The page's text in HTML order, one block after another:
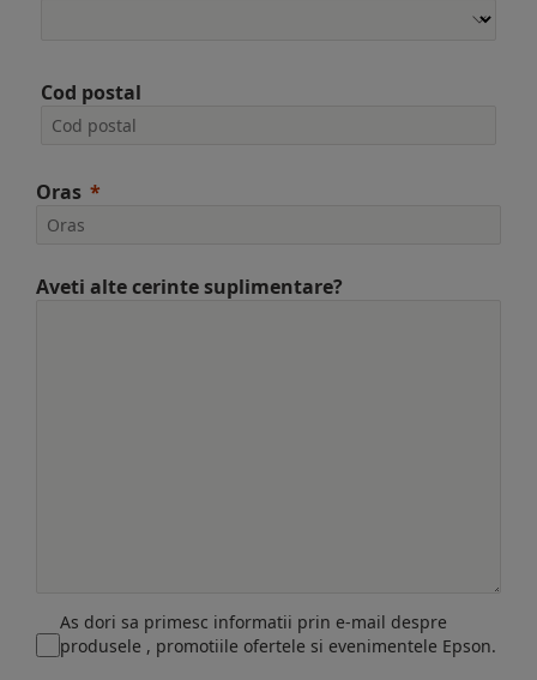
Cod postal
Oras
Aveti alte cerinte suplimentare?
As dori sa primesc informatii prin e-mail despre
produsele , promotiile ofertele si evenimentele Epson.